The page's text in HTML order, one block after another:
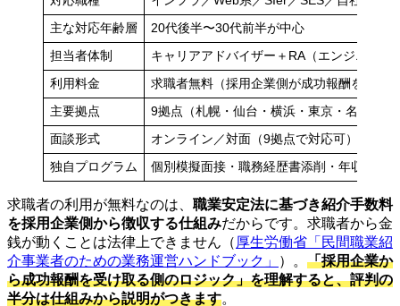
主な対応年齢層 20代後半〜30代前半が中心
担当者体制 キャリアアドバイザー＋RA（エンジニア出
利用料金 求職者無料（採用企業側が成功報酬を負担）
主要拠点 9拠点（札幌・仙台・横浜・東京・名古屋
面談形式 オンライン／対面（9拠点で対応可）
独自プログラム 個別模擬面接・職務経歴書添削・年収交渉
求職者の利用が無料なのは、 職業安定法に基づき紹介手数料
を採用企業側から徴収する仕組みだからです。求職者から金
銭が動くことは法律上できません（ 厚生労働省「民間職業紹
介事業者のための業務運営ハンドブック」
）。 「採用企業か
ら成功報酬を受け取る側のロジック」を理解すると、評判の
半分は仕組みから説明がつきます。